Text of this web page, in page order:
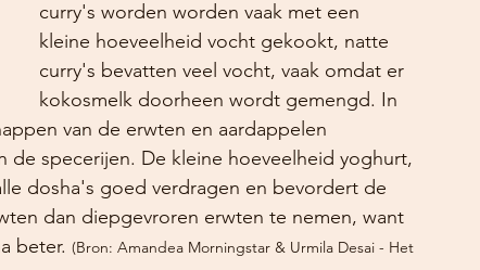
curry's worden worden vaak met een
kleine hoeveelheid vocht gekookt, natte
curry's bevatten veel vocht, vaak omdat er
kokosmelk doorheen wordt gemengd. In
van de erwten en aardappelen
specerijen. De kleine hoeveelheid yoghurt,
dosha's goed verdragen en bevordert de
dan diepgevroren erwten te nemen, want
beter. (Bron: Amandea Morningstar & Urmila Desai - Het